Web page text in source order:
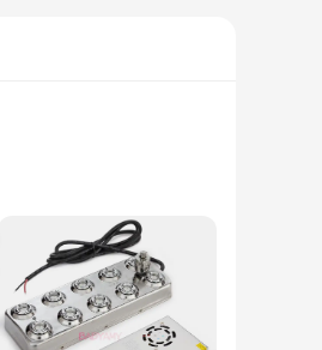
they are a complete set
process is
the dry winter months.